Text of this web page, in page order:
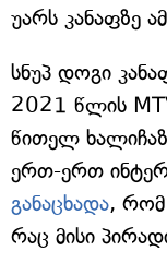
უარს კანაფზე
სნუპ დოგი
2021 წლის
წითელ
ერთ-ერთ
განაცხადა, რომ
რაც მისი